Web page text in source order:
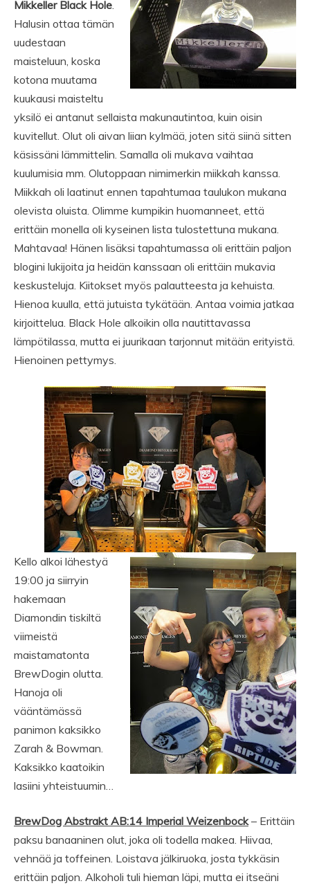
Mikkeller Black Hole.
Halusin ottaa tämän
uudestaan
maisteluun, koska
kotona muutama
kuukausi maisteltu
yksilö ei antanut sellaista makunautintoa, kuin oisin
kuvitellut. Olut oli aivan liian kylmää, joten sitä siinä sitten
käsissäni lämmittelin. Samalla oli mukava vaihtaa
kuulumisia mm. Olutoppaan nimimerkin miikkah kanssa.
Miikkah oli laatinut ennen tapahtumaa taulukon mukana
olevista oluista. Olimme kumpikin huomanneet, että
erittäin monella oli kyseinen lista tulostettuna mukana.
Mahtavaa! Hänen lisäksi tapahtumassa oli erittäin paljon
blogini lukijoita ja heidän kanssaan oli erittäin mukavia
keskusteluja. Kiitokset myös palautteesta ja kehuista.
Hienoa kuulla, että jutuista tykätään. Antaa voimia jatkaa
kirjoittelua. Black Hole alkoikin olla nautittavassa
lämpötilassa, mutta ei juurikaan tarjonnut mitään erityistä.
Hienoinen pettymys.
Kello alkoi lähestyä
19:00 ja siirryin
hakemaan
Diamondin tiskiltä
viimeistä
maistamatonta
BrewDogin olutta.
Hanoja oli
vääntämässä
panimon kaksikko
Zarah & Bowman.
Kaksikko kaatoikin
lasiini yhteistuumin…
BrewDog Abstrakt AB:14 Imperial Weizenbock– Erittäin
paksu banaaninen olut, joka oli todella makea. Hiivaa,
vehnää ja toffeinen. Loistava jälkiruoka, josta tykkäsin
erittäin paljon. Alkoholi tuli hieman läpi, mutta ei itseäni